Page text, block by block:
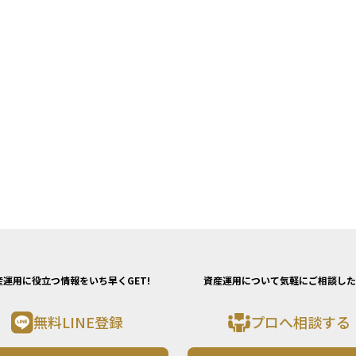
運用に役立つ情報をいち早くGET!
無料LINE登録
資産運用について気軽にご相談し
プロへ相談する